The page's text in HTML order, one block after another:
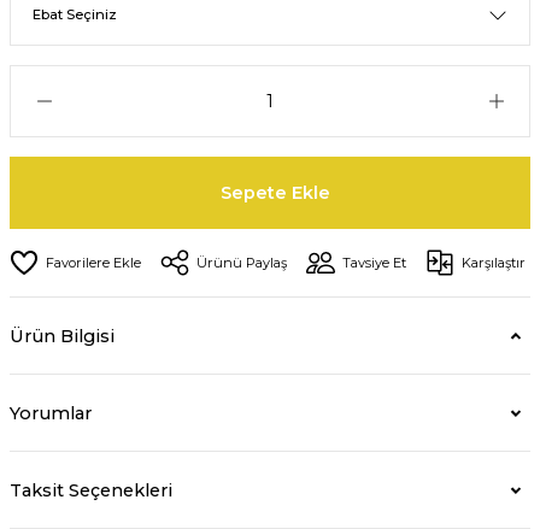
Sepete Ekle
Ürünü Paylaş Tavsiye Et Karşılaştır
Ürün Bilgisi
Yorumlar
Taksit Seçenekleri